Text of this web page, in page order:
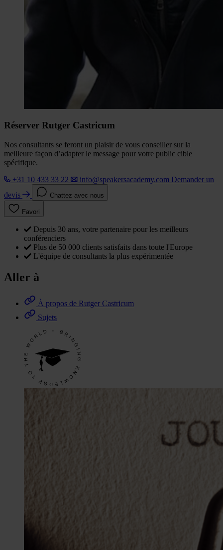
Réserver Rutger Castricum
Nos consultants se feront un plaisir de vous conseiller sur la
meilleure façon d’adapter le message pour votre public cible
spécifique.
+31 10 433 33 22
info@speakersacademy.com Demander un
devis
Chattez avec nous
Favori
Depuis 30 ans, votre partenaire pour les meilleurs
conférenciers
Plus de 50 000 clients satisfaits dans toute l'Europe
L'équipe de consultants la plus expérimentée
Aller à
À propos de Rutger Castricum
Sujets